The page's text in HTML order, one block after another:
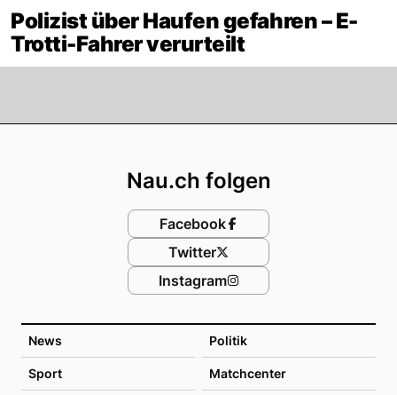
Polizist über Haufen gefahren – E-
Trotti-Fahrer verurteilt
News Politik
Sport Matchcenter
Nau.ch folgen
Facebook
Twitter
Instagram